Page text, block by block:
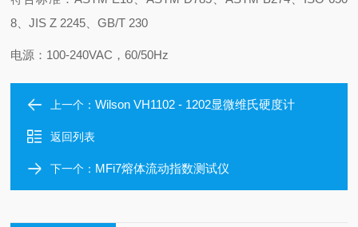
8、JIS Z 2245、GB/T 230
电源：100-240VAC，60/50Hz
上一个：Wilson VH1102 - 1202显微维氏硬度计
返回列表
下一个： MFi7熔体流动指数测试仪